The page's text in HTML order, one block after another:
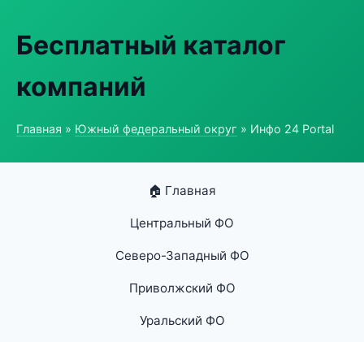
Бесплатный каталог
компаний
Главная » Южный федеральный округ » Инфо 24 Portal
🏠 Главная
Центральный ФО
Северо-Западный ФО
Приволжский ФО
Уральский ФО